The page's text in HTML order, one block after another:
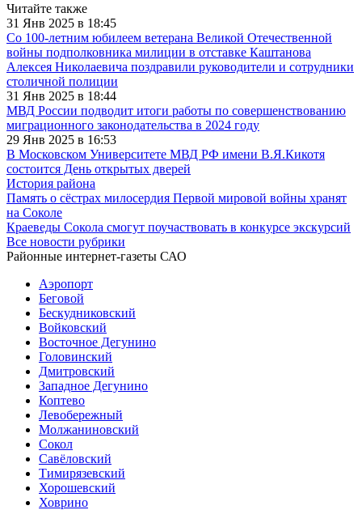
Читайте также
31 Янв 2025 в 18:45
Со 100-летним юбилеем ветерана Великой Отечественной
войны подполковника милиции в отставке Каштанова
Алексея Николаевича поздравили руководители и сотрудники
столичной полиции
31 Янв 2025 в 18:44
МВД России подводит итоги работы по совершенствованию
миграционного законодательства в 2024 году
29 Янв 2025 в 16:53
В Московском Университете МВД РФ имени В.Я.Кикотя
состоится День открытых дверей
История района
Память о сёстрах милосердия Первой мировой войны хранят
на Соколе
Краеведы Сокола смогут поучаствовать в конкурсе экскурсий
Все новости рубрики
Районные интернет-газеты САО
Аэропорт
Беговой
Бескудниковский
Войковский
Восточное Дегунино
Головинский
Дмитровский
Западное Дегунино
Коптево
Левобережный
Молжаниновский
Сокол
Савёловский
Тимирязевский
Хорошевский
Ховрино